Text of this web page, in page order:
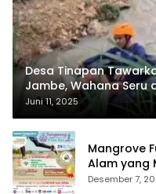
Desa Tinapan
Jambe, Wahana Seru
Juni 11, 2025
Mangrove
Alam yang
Desember 7,